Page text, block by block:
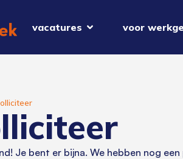
vacatures voor
Je bent er bijna. We hebben nog